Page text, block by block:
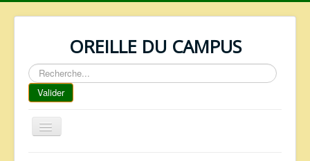
OREILLE DU CAMPUS
Rechercher
Valider
Basculer
la